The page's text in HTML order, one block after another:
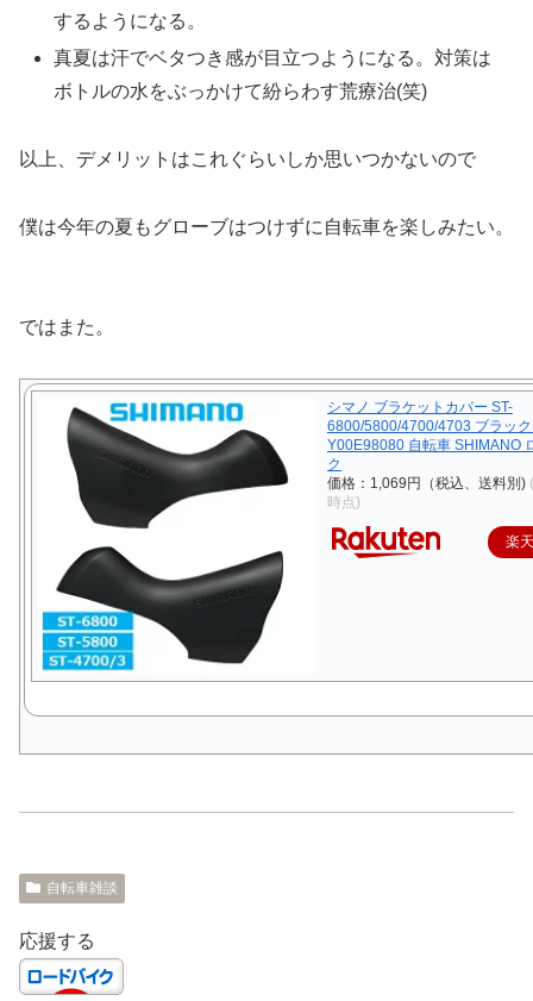
するようになる。
真夏は汗でベタつき感が目立つようになる。対策は
ボトルの水をぶっかけて紛らわす荒療治(笑)
以上、デメリットはこれぐらいしか思いつかないので
僕は今年の夏もグローブはつけずに自転車を楽しみたい。
ではまた。
シマノ ブラケットカバー ST-
6800/5800/4700/4703 ブラッ
Y00E98080 自転車 SHIMANO
ク
価格：1,069円（税込、送料別)
時点)
楽
自転車雑談
応援する